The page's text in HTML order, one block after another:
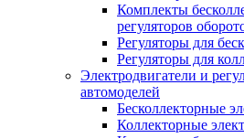
Комплекты
регуляторов
Регуляторы для
Регуляторы для
Электродвигатели и
автомоделей
Бесколлекторные
Коллекторные